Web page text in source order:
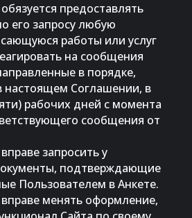
предоставлять
его запросу любую
работы или услуг
на сообщения
в порядке,
настоящем Соглашении, в
рабочих дней с момента
сообщения от
запросить у
подтверждающие
Пользователем в Анкете.
менять оформление,